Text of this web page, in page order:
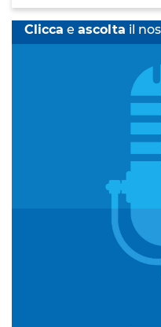
Clicca e ascolta il